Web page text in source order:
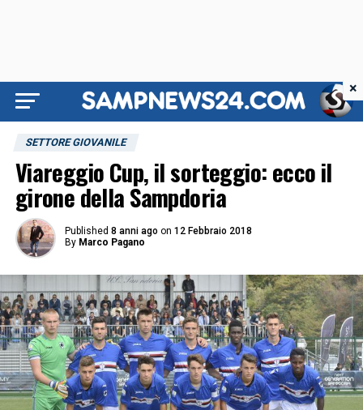
SETTORE GIOVANILE
Viareggio Cup, il sorteggio: ecco il
girone della Sampdoria
Published 8 anni ago on 12 Febbraio 2018
By Marco Pagano
×